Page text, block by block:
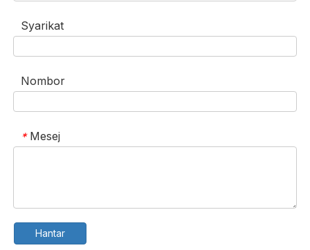
Syarikat
Nombor
* Mesej
Hantar